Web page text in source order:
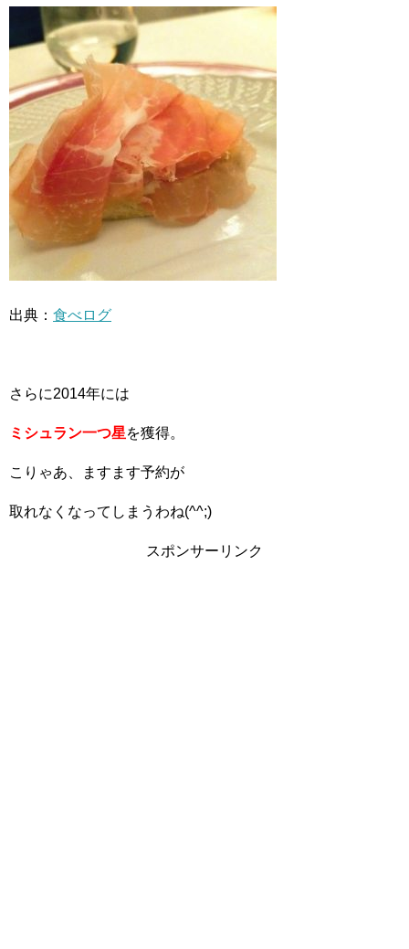
出典： 食べログ
さらに2014年には
ミシュラン一つ星を獲得。
こりゃあ、ますます予約が
取れなくなってしまうわね(^^;)
スポンサーリンク